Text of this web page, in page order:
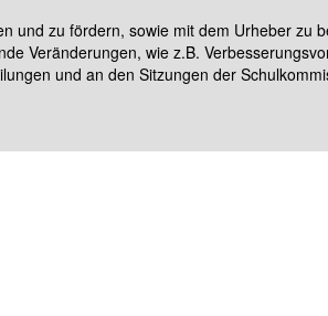
und zu fördern, sowie mit dem Urheber zu
Veränderungen, wie z.B.
und an den Sitzungen der